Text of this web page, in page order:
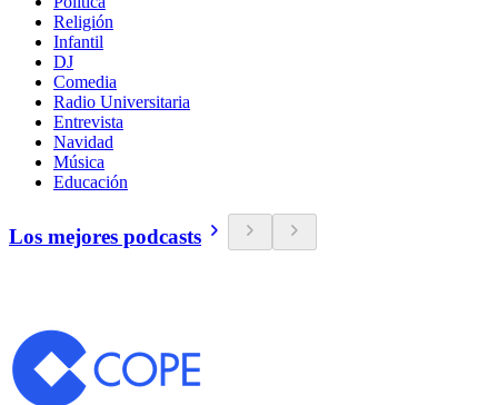
Religión
Infantil
DJ
Comedia
Radio Universitaria
Entrevista
Navidad
Música
Educación
Los mejores podcasts